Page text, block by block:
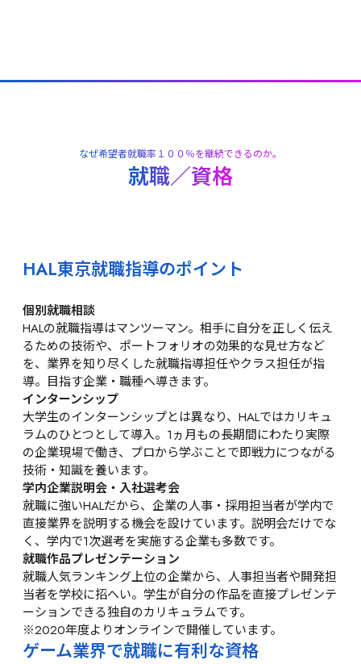
なぜ希望者就職率１００％を継続できるのか。
就職／資格
HAL東京就職指導のポイント
個別就職相談
HALの就職指導はマンツーマン。相手に自分を正しく伝え
るための技術や、ポートフォリオの効果的な見せ方など
を、業界を知り尽くした就職指導担任やクラス担任が指
導。目指す企業・職種へ導きます。
インターンシップ
大学生のインターンシップとは異なり、HALではカリキュ
ラムのひとつとして導入。1ヵ月もの長期間にわたり実際
の企業現場で働き、プロから学ぶことで即戦力につながる
技術・知識を養います。
学内企業説明会・入社選考会
就職に強いHALだから、企業の人事・採用担当者が学内で
直接業界を説明する機会を設けています。説明会だけでな
く、学内で1次選考を実施する企業も多数です。
就職作品プレゼンテーション
就職人気ランキング上位の企業から、人事担当者や開発担
当者を学校に招へい。学生が自分の作品を直接プレゼンテ
ーションできる独自のカリキュラムです。
※2020年度よりオンラインで開催しています。
ゲーム業界で就職に有利な資格